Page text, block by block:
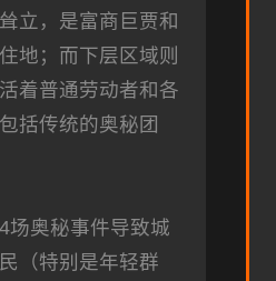
立，是富商巨贾和
地；而下层区域则
着普通劳动者和各
括传统的奥秘团
场奥秘事件导致城
（特别是年轻群